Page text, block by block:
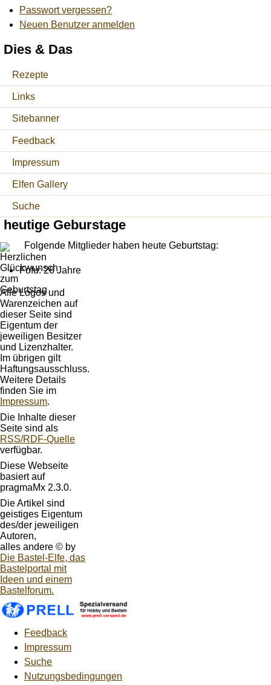
Passwort vergessen?
Neuen Benutzer anmelden
Dies & Das
Rezepte
Links
Sitebanner
Feedback
Impressum
Elfen Gallery
Suche
heutige Geburstage
Folgende Mitglieder haben heute Geburtstag:
Fofu: 26 Jahre
Alle Logos und
Warenzeichen auf
dieser Seite sind
Eigentum der
jeweiligen Besitzer
und Lizenzhalter.
Im übrigen gilt
Haftungsausschluss.
Weitere Details
finden Sie im
Impressum.
Die Inhalte dieser
Seite sind als
RSS/RDF-Quelle
verfügbar.
Diese Webseite
basiert auf
pragmaMx 2.3.0.
Die Artikel sind
geistiges Eigentum
des/der jeweiligen
Autoren,
alles andere © by
Die Bastel-Elfe, das
Bastelportal mit
Ideen und einem
Bastelforum.
Feedback
Impressum
Suche
Nutzungsbedingungen